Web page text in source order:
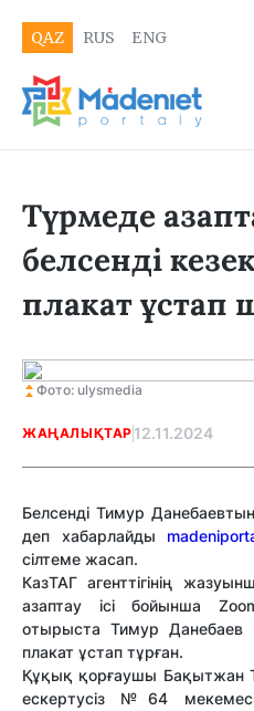
QAZ RUS ENG
Түрмеде
белсенді
плакат
Фото: ulysmedia
ЖАҢАЛЫҚТАР 12.11.2024
Белсенді Тимур
деп хабарлайды
сілтеме жасап.
КазТАГ агенттігінің
азаптау ісі бойынша
отырыста Тимур Данебаев
плакат ұстап тұрған.
Құқық қорғаушы Бақытжан
ескертусіз №64